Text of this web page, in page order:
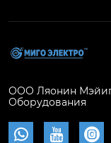
ООО Ляонин
Оборудования
  